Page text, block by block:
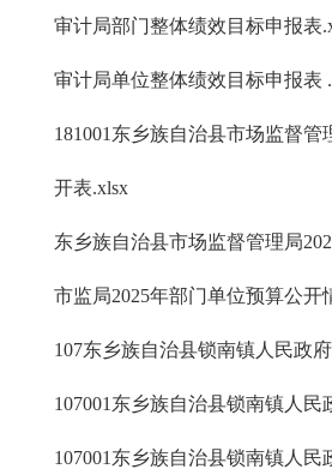
审计局部门整体绩效目标申报表
审计局单位整体绩效目标申报表
181001东乡族自治县市场监督管
开表.xlsx
东乡族自治县市场监督管理局
市监局2025年部门单位预算公开
107东乡族自治县锁南镇人民政
107001东乡族自治县锁南镇人民
107001东乡族自治县锁南镇人民